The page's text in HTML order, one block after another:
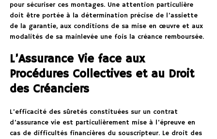
pour sécuriser ces montages. Une attention particulière
doit être portée à la détermination précise de l’assiette
de la garantie, aux conditions de sa mise en œuvre et aux
modalités de sa mainlevée une fois la créance remboursée.
L’Assurance Vie face aux
Procédures Collectives et au Droit
des Créanciers
L’efficacité des sûretés constituées sur un contrat
d’assurance vie est particulièrement mise à l’épreuve en
cas de difficultés financières du souscripteur. Le droit des